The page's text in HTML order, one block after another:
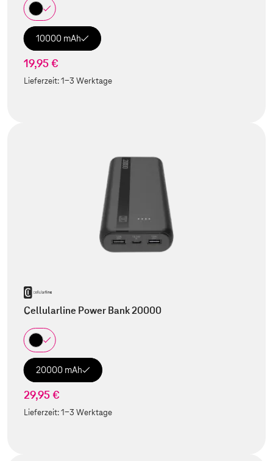
10000 mAh
19,95 €
Lieferzeit:1-3 Werktage
Cellularline Power Bank 20000
20000 mAh
29,95 €
Lieferzeit:1-3 Werktage